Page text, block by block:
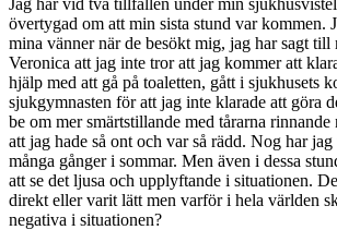
övertygad om att min sista stund var kommen.
mina vänner när de besökt mig, jag har sagt till
Veronica att jag inte tror att jag kommer att
hjälp med att gå på toaletten, gått i sjukhusets
sjukgymnasten för att jag inte klarade att göra
be om mer smärtstillande med tårarna
att jag hade så ont och var så rädd. Nog har
många gånger i sommar. Men även i dessa
att se det ljusa och upplyftande i situationen.
direkt eller varit lätt men varför i hela världen
negativa i situationen?